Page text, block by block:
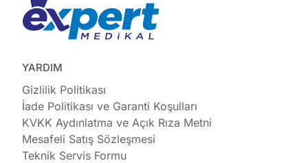
YARDIM
Gizlilik Politikası
İade Politikası ve Garanti Koşulları
KVKK Aydınlatma ve Açık Rıza Metni
Mesafeli Satış Sözleşmesi
Teknik Servis Formu